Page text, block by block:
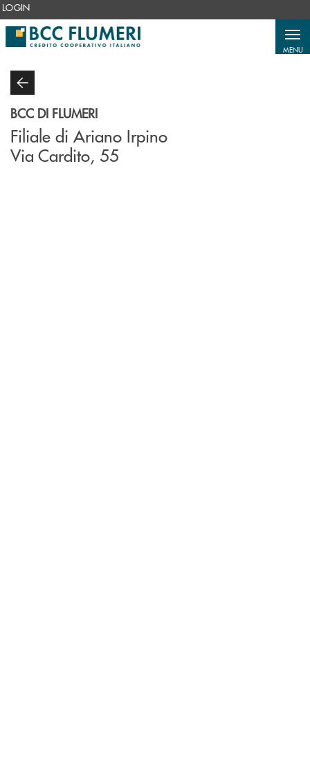
Salta al contenuto principale
LOGIN
MENU
BCC DI FLUMERI
Filiale di Ariano Irpino
Via Cardito, 55